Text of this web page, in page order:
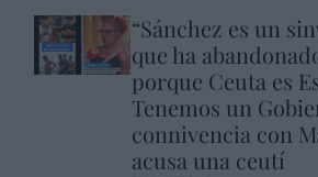
“Sánchez es un
que ha
porque Ceuta es
Tenemos un
connivencia con
acusa una ceutí